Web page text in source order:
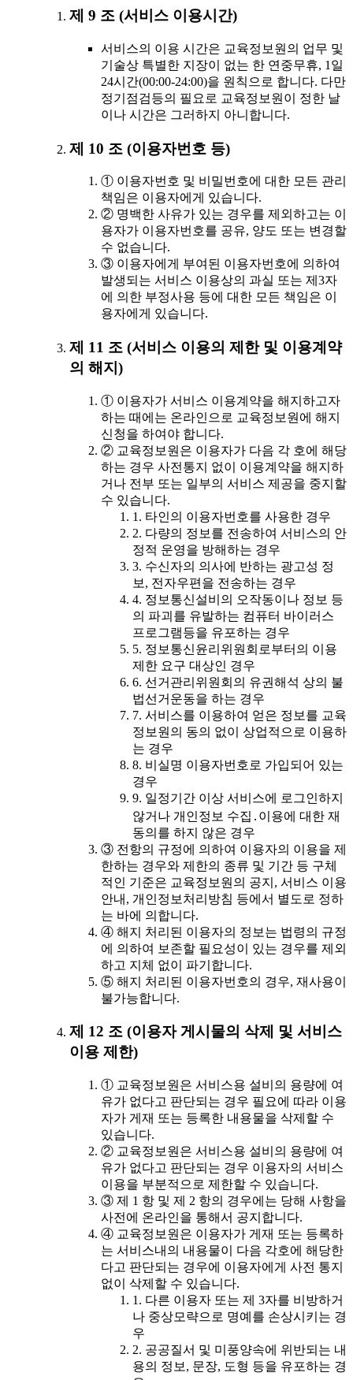
제 9 조 (서비스 이용시간)
서비스의 이용 시간은 교육정보원의 업무 및
기술상 특별한 지장이 없는 한 연중무휴, 1일
24시간(00:00-24:00)을 원칙으로 합니다. 다만
정기점검등의 필요로 교육정보원이 정한 날
이나 시간은 그러하지 아니합니다.
제 10 조 (이용자번호 등)
① 이용자번호 및 비밀번호에 대한 모든 관리
책임은 이용자에게 있습니다.
② 명백한 사유가 있는 경우를 제외하고는 이
용자가 이용자번호를 공유, 양도 또는 변경할
수 없습니다.
③ 이용자에게 부여된 이용자번호에 의하여
발생되는 서비스 이용상의 과실 또는 제3자
에 의한 부정사용 등에 대한 모든 책임은 이
용자에게 있습니다.
제 11 조 (서비스 이용의 제한 및 이용계약
의 해지)
① 이용자가 서비스 이용계약을 해지하고자
하는 때에는 온라인으로 교육정보원에 해지
신청을 하여야 합니다.
② 교육정보원은 이용자가 다음 각 호에 해당
하는 경우 사전통지 없이 이용계약을 해지하
거나 전부 또는 일부의 서비스 제공을 중지할
수 있습니다.
1. 타인의 이용자번호를 사용한 경우
2. 다량의 정보를 전송하여 서비스의 안
정적 운영을 방해하는 경우
3. 수신자의 의사에 반하는 광고성 정
보, 전자우편을 전송하는 경우
4. 정보통신설비의 오작동이나 정보 등
의 파괴를 유발하는 컴퓨터 바이러스
프로그램등을 유포하는 경우
5. 정보통신윤리위원회로부터의 이용
제한 요구 대상인 경우
6. 선거관리위원회의 유권해석 상의 불
법선거운동을 하는 경우
7. 서비스를 이용하여 얻은 정보를 교육
정보원의 동의 없이 상업적으로 이용하
는 경우
8. 비실명 이용자번호로 가입되어 있는
경우
9. 일정기간 이상 서비스에 로그인하지
않거나 개인정보 수집․이용에 대한 재
동의를 하지 않은 경우
③ 전항의 규정에 의하여 이용자의 이용을 제
한하는 경우와 제한의 종류 및 기간 등 구체
적인 기준은 교육정보원의 공지, 서비스 이용
안내, 개인정보처리방침 등에서 별도로 정하
는 바에 의합니다.
④ 해지 처리된 이용자의 정보는 법령의 규정
에 의하여 보존할 필요성이 있는 경우를 제외
하고 지체 없이 파기합니다.
⑤ 해지 처리된 이용자번호의 경우, 재사용이
불가능합니다.
제 12 조 (이용자 게시물의 삭제 및 서비스
이용 제한)
① 교육정보원은 서비스용 설비의 용량에 여
유가 없다고 판단되는 경우 필요에 따라 이용
자가 게재 또는 등록한 내용물을 삭제할 수
있습니다.
② 교육정보원은 서비스용 설비의 용량에 여
유가 없다고 판단되는 경우 이용자의 서비스
이용을 부분적으로 제한할 수 있습니다.
③ 제 1 항 및 제 2 항의 경우에는 당해 사항을
사전에 온라인을 통해서 공지합니다.
④ 교육정보원은 이용자가 게재 또는 등록하
는 서비스내의 내용물이 다음 각호에 해당한
다고 판단되는 경우에 이용자에게 사전 통지
없이 삭제할 수 있습니다.
1. 다른 이용자 또는 제 3자를 비방하거
나 중상모략으로 명예를 손상시키는 경
우
2. 공공질서 및 미풍양속에 위반되는 내
용의 정보, 문장, 도형 등을 유포하는 경